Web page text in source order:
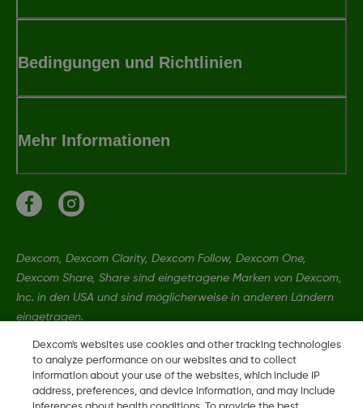
Bedingungen und Richtlinien
Mehr Informationen
Dexcom, Dexcom Clarity, Dexcom Follow, Dexcom One,
Dexcom Share, Share sind eingetragene Marken von Dexcom,
Inc. in den USA und sind möglicherweise in anderen Ländern
eingetragen.
LBL-1000444 Rev001
Dexcom's websites use cookies and other tracking technologies
to analyze performance on our websites and to collect
information about your use of the websites, which include IP
address, preferences, and device information, and may include